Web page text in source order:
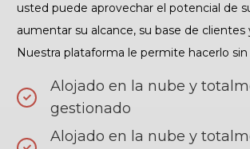
usted puede aprovechar el potencial de
aumentar su alcance, su base de clientes
Nuestra plataforma le permite hacerlo sin
Alojado en la nube y
gestionado
Alojado en la nube y